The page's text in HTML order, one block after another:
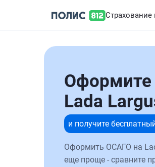
Страхование
Lada
и получите
Оформить ОСАГО на
еще проще - сравните